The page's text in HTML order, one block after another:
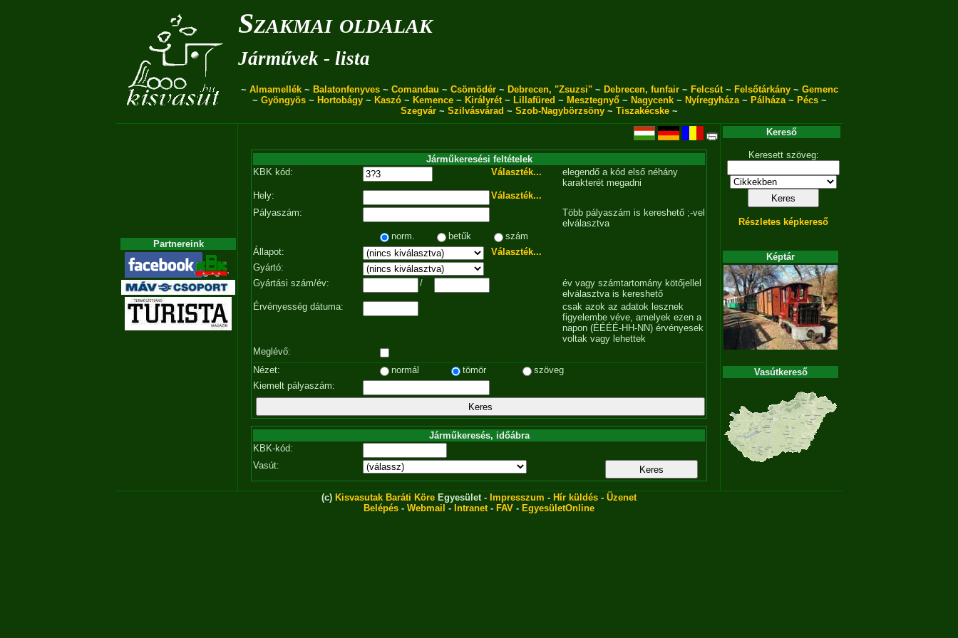
Szakmai oldalak
Járművek - lista
~ Almamellék~ Balatonfenyves~ Comandau ~ Csömödér~ Debrecen, "Zsuzsi"~ Debrecen, funfair~ Felcsút~ Felsőtárkány~ Gemenc
~ Gyöngyös~ Hortobágy~ Kaszó~ Kemence~ Királyrét~ Lillafüred ~ Mesztegnyő~ Nagycenk~ Nyíregyháza~ Pálháza~ Pécs~
Szegvár ~ Szilvásvárad ~ Szob-Nagybörzsöny ~ Tiszakécske ~
Partnereink
Járműkeresési feltételek
KBK kód:
Választék...
elegendő a kód első néhány
karakterét megadni
Hely:
Választék...
Pályaszám:
Több pályaszám is kereshető ;-vel
elválasztva
norm.
betűk
szám
Állapot:
Választék...
Gyártó:
Gyártási szám/év:
/
év vagy számtartomány kötőjellel
elválasztva is kereshető
Érvényesség dátuma:
csak azok az adatok lesznek
figyelembe véve, amelyek ezen a
napon (ÉÉÉÉ-HH-NN) érvényesek
voltak vagy lehettek
Meglévő:
Nézet:
normál tömör
szöveg
Kiemelt pályaszám:
Járműkeresés, időábra
KBK-kód:
Vasút:
Kereső
Keresett szöveg:
Részletes képkereső
Képtár
Vasútkereső
(c) Kisvasutak Baráti Köre Egyesület - Impresszum - Hír küldés - Üzenet
Belépés - Webmail - Intranet- FAV - EgyesületOnline